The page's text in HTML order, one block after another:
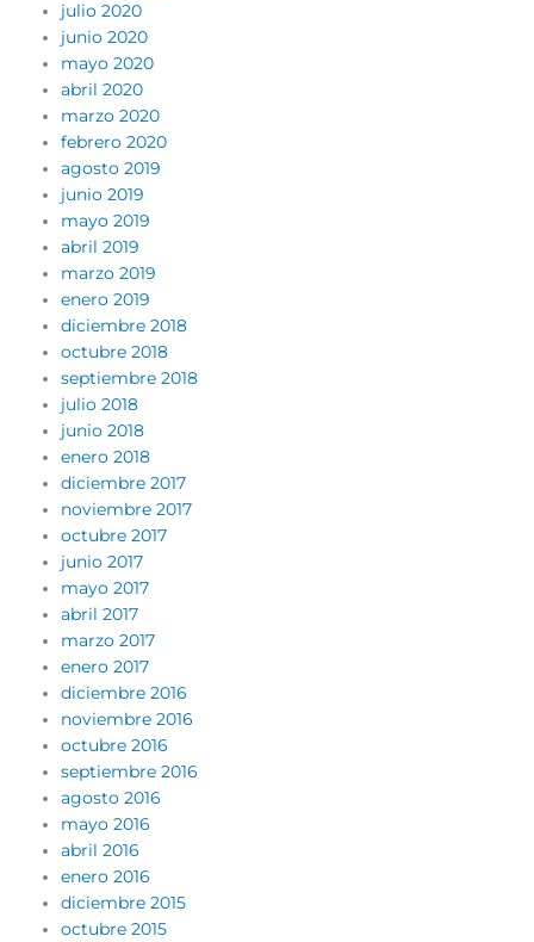
julio 2020
junio 2020
mayo 2020
abril 2020
marzo 2020
febrero 2020
agosto 2019
junio 2019
mayo 2019
abril 2019
marzo 2019
enero 2019
diciembre 2018
octubre 2018
septiembre 2018
julio 2018
junio 2018
enero 2018
diciembre 2017
noviembre 2017
octubre 2017
junio 2017
mayo 2017
abril 2017
marzo 2017
enero 2017
diciembre 2016
noviembre 2016
octubre 2016
septiembre 2016
agosto 2016
mayo 2016
abril 2016
enero 2016
diciembre 2015
octubre 2015